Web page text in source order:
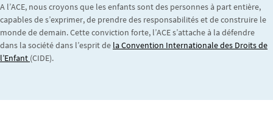
A l’ACE, nous croyons que les enfants sont des personnes à part entière,
capables de s’exprimer, de prendre des responsabilités et de construire le
monde de demain. Cette conviction forte, l’ACE s’attache à la défendre
dans la société dans l’esprit de la Convention Internationale des Droits de
l’Enfant (CIDE).